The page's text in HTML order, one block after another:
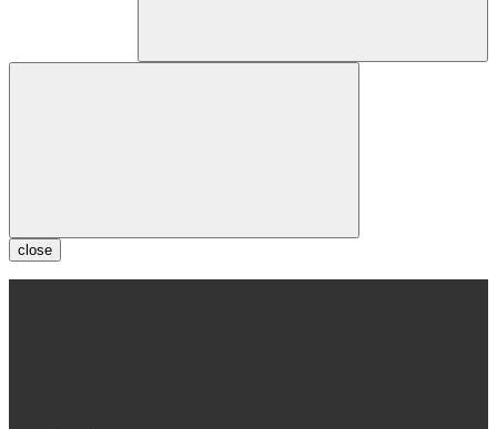
close